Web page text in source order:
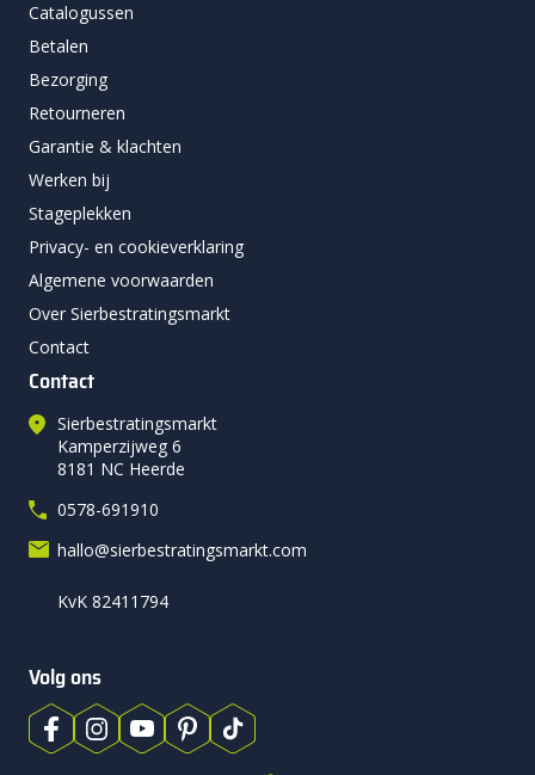
Catalogussen
Betalen
Bezorging
Retourneren
Garantie & klachten
Werken bij
Stageplekken
Privacy- en cookieverklaring
Algemene voorwaarden
Over Sierbestratingsmarkt
Contact
Contact
Sierbestratingsmarkt
Kamperzijweg 6
8181 NC Heerde
0578-691910
hallo@sierbestratingsmarkt.com
KvK 82411794
Volg ons